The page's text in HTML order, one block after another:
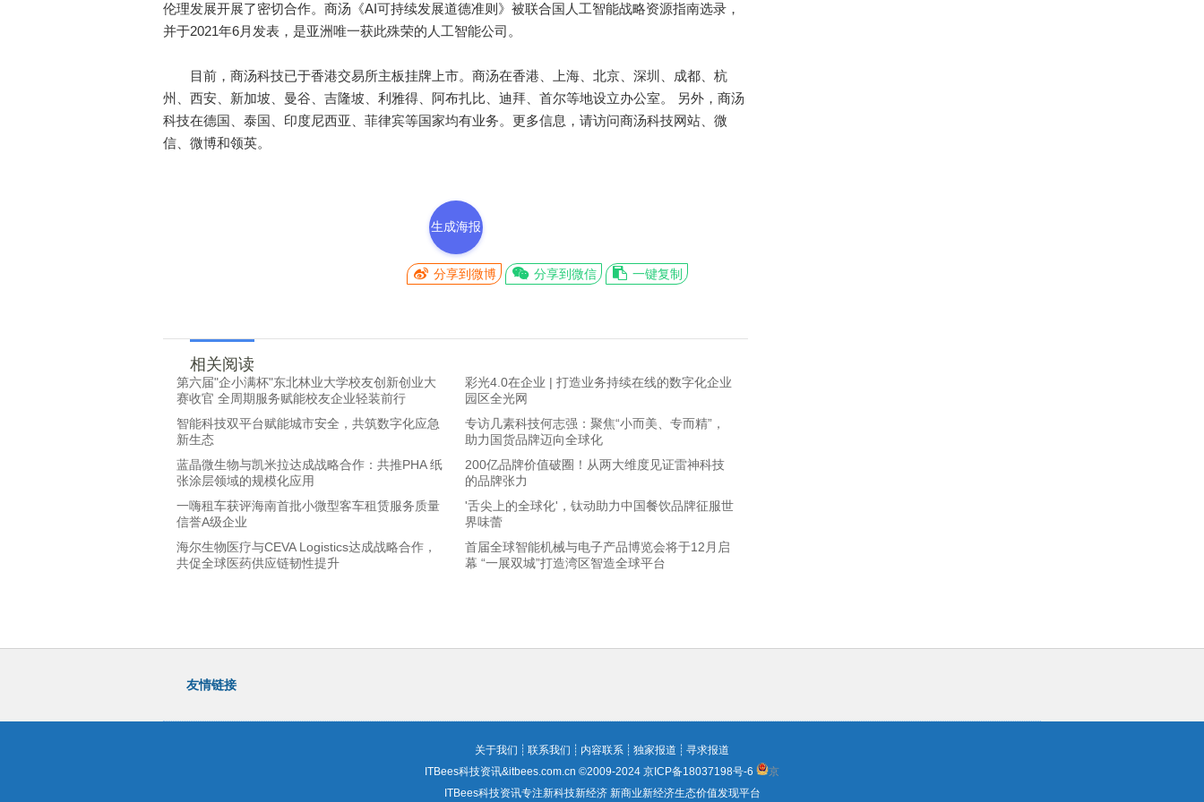
伦理发展开展了密切合作。商汤《AI可持续发展道德准则》被联合国人工智能战略资源指南选录，
并于2021年6月发表，是亚洲唯一获此殊荣的人工智能公司。
目前，商汤科技已于香港交易所主板挂牌上市。商汤在香港、上海、北京、深圳、成都、杭
州、西安、新加坡、曼谷、吉隆坡、利雅得、阿布扎比、迪拜、首尔等地设立办公室。 另外，商汤
科技在德国、泰国、印度尼西亚、菲律宾等国家均有业务。更多信息，请访问商汤科技网站、微
信、微博和领英。
生成海报
分享到微博 分享到微信 一键复制
相关阅读
第六届"企小满杯"东北林业大学校友创新创业大
赛收官 全周期服务赋能校友企业轻装前行
彩光4.0在企业 | 打造业务持续在线的数字化企业
园区全光网
智能科技双平台赋能城市安全，共筑数字化应急
新生态
专访几素科技何志强：聚焦“小而美、专而精”，
助力国货品牌迈向全球化
蓝晶微生物与凯米拉达成战略合作：共推PHA 纸
张涂层领域的规模化应用
200亿品牌价值破圈！从两大维度见证雷神科技
的品牌张力
一嗨租车获评海南首批小微型客车租赁服务质量
信誉A级企业
'舌尖上的全球化'，钛动助力中国餐饮品牌征服世
界味蕾
海尔生物医疗与CEVA Logistics达成战略合作，
共促全球医药供应链韧性提升
首届全球智能机械与电子产品博览会将于12月启
幕 “一展双城”打造湾区智造全球平台
友情链接
关于我们 ┊ 联系我们 ┊ 内容联系 ┊ 独家报道 ┊ 寻求报道
ITBees科技资讯&itbees.com.cn ©2009-2024 京ICP备18037198号-6
京
ITBees科技资讯专注新科技新经济 新商业新经济生态价值发现平台